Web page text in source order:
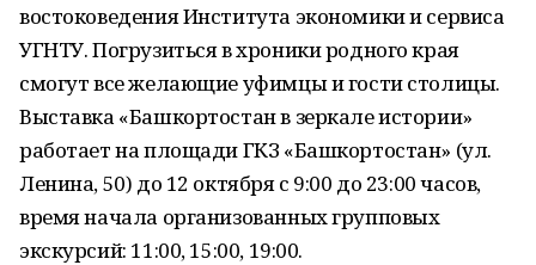
востоковедения Института экономики и сервиса
УГНТУ. Погрузиться в хроники родного края
смогут все желающие уфимцы и гости столицы.
Выставка «Башкортостан в зеркале истории»
работает на площади ГКЗ «Башкортостан» (ул.
Ленина, 50) до 12 октября с 9:00 до 23:00 часов,
время начала организованных групповых
экскурсий: 11:00, 15:00, 19:00.